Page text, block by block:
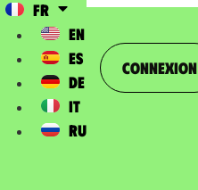
FR
EN
ES
DE
IT
RU
Connexion